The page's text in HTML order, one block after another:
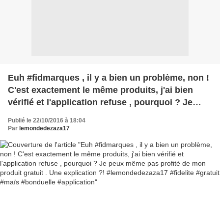
Euh #fidmarques , il y a bien un problème, non !
C'est exactement le même produits, j'ai bien
vérifié et l'application refuse , pourquoi ? Je
Une explication ?! #lemondedezaza17 #fidelite
Publié le 22/10/2016 à 18:04
Par lemondedezaza17